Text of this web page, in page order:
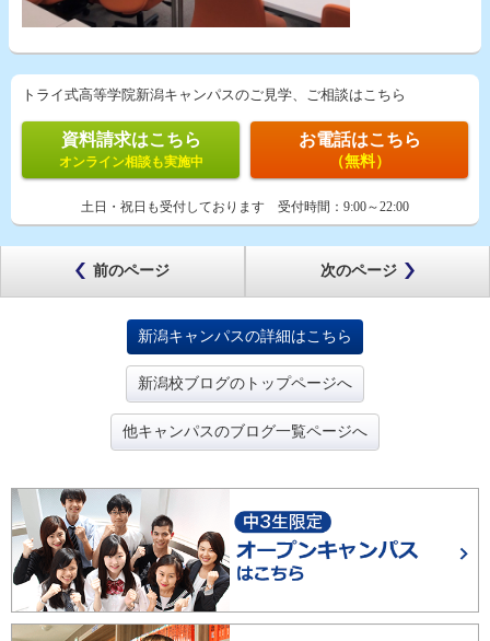
トライ式高等学院新潟キャンパスのご見学、ご相談はこちら
資料請求はこちら
オンライン相談も実施中
お電話はこちら
（無料）
土日・祝日も受付しております 受付時間： 9:00～22:00
前のページ 次のページ
新潟キャンパスの詳細はこちら
新潟校ブログのトップページへ
他キャンパスのブログ一覧ページへ